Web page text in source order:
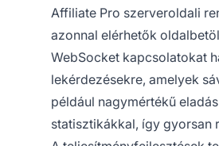
Affiliate Pro szerveroldali
azonnal elérhetők
WebSocket kapcsolatokat
lekérdezésekre, amelyek
például nagymértékű
statisztikákkal, így gyorsan